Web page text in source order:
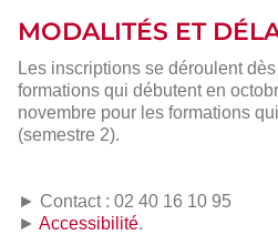
MODALITÉS ET
Les inscriptions se déroulent
formations qui débutent en
novembre pour les formations
(semestre 2).
► Contact : 02 40 16 10 95
► Accessibilité.